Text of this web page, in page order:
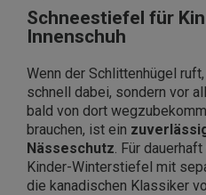
Schneestiefel für
Innenschuh
Wenn der Schlittenhügel
schnell dabei, sondern vor
bald von dort
brauchen, ist ein
Nässeschutz . Für
Kinder-Winterstiefel mit
die kanadischen Klassiker